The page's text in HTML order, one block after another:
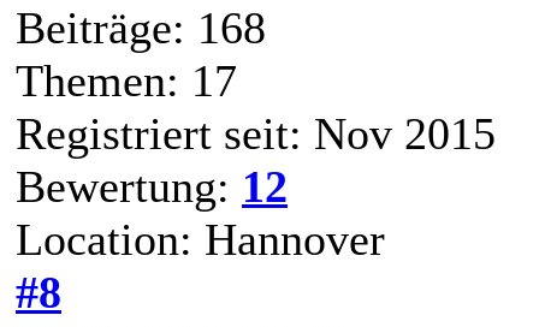
Beiträge: 168
Themen: 17
Registriert seit: Nov 2015
Bewertung: 12
Location: Hannover
#8